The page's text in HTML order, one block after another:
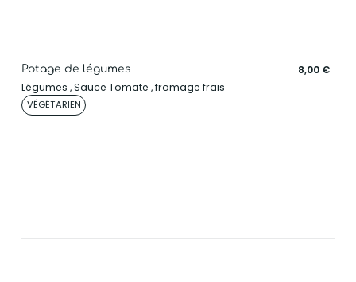
Potage de légumes
Légumes , Sauce Tomate , fromage frais
VÉGÉTARIEN
8,00 €